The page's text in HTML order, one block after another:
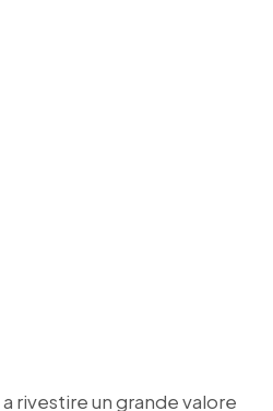
rivestire un grande valore